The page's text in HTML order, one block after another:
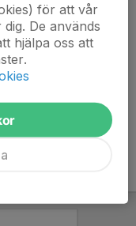
% av det ptis du
filmer, tidskrifter,
för att vår
De används
hjälpa oss att